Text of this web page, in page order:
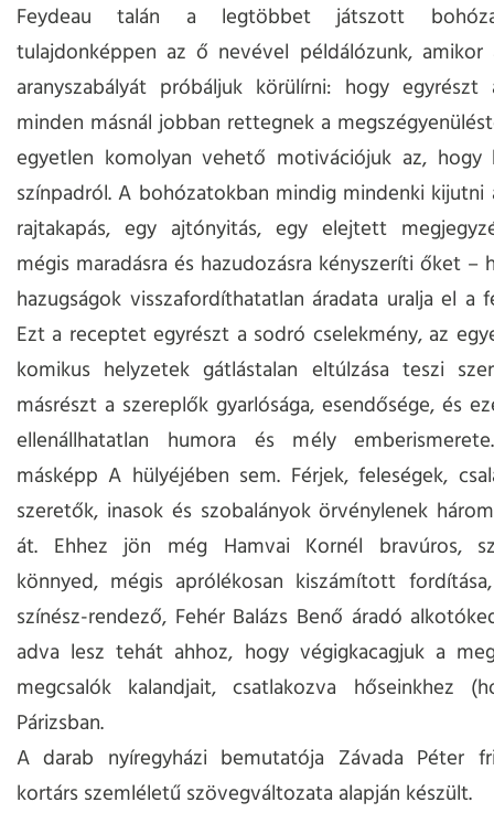
Feydeau talán a legtöbbet játszott
tulajdonképpen az ő nevével példálózunk,
aranyszabályát próbáljuk körülírni: hogy egyrészt
minden másnál jobban rettegnek a
egyetlen komolyan vehető motivációjuk az, hogy
színpadról. A bohózatokban mindig mindenki kijutni
rajtakapás, egy ajtónyitás, egy elejtett
mégis maradásra és hazudozásra kényszeríti őket –
hazugságok visszafordíthatatlan áradata uralja el a
Ezt a receptet egyrészt a sodró cselekmény, az
komikus helyzetek gátlástalan eltúlzása teszi
másrészt a szereplők gyarlósága, esendősége, és
ellenállhatatlan humora és mély
másképp A hülyéjében sem. Férjek, feleségek,
szeretők, inasok és szobalányok örvénylenek
át. Ehhez jön még Hamvai Kornél bravúros,
könnyed, mégis aprólékosan kiszámított
színész-rendező, Fehér Balázs Benő áradó
adva lesz tehát ahhoz, hogy végigkacagjuk a
megcsalók kalandjait, csatlakozva hőseinkhez
Párizsban.
A darab nyíregyházi bemutatója Závada Péter
kortárs szemléletű szövegváltozata alapján készült.